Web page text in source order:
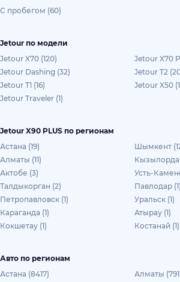
С пробегом (60)
Jetour по модели
Jetour X70 (120)
Jetour X70
Jetour Dashing (32)
Jetour T2
Jetour T1 (16)
Jetour X50
Jetour Traveler (1)
Jetour X90 PLUS по регионам
Астана (19)
Шымкент
Алматы (11)
Кызылорда
Актобе (3)
Усть-
Талдыкорган (2)
Павлодар (1)
Петропавловск (1)
Уральск (1)
Караганда (1)
Атырау (1)
Кокшетау (1)
Костанай (1)
Авто по регионам
Астана (8417)
Алматы